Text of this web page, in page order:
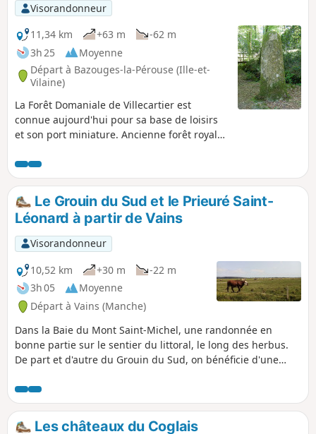
Visorandonneur
11,34 km
+63 m
-62 m
3h 25
Moyenne
Départ à Bazouges-la-Pérouse (Ille-et-
Vilaine)
La Forêt Domaniale de Villecartier est
connue aujourd'hui pour sa base de loisirs
et son port miniature. Ancienne forêt royale
des artisans : le Site archéologique de l'Auge
des Sabotiers l'atteste. À l'époque romaine
puis au Moyen-Age ses activités n'ont cessé
d'évoluer avec en toile de fond la présence
de la religion. Cette promenade 100% en
forêt vous invite à découvrir tous ces lieux
chargés d'histoire.
Le Grouin du Sud et le Prieuré Saint-
Léonard à partir de Vains
Visorandonneur
10,52 km
+30 m
-22 m
3h 05
Moyenne
Départ à Vains (Manche)
Dans la Baie du Mont Saint-Michel, une randonnée en
bonne partie sur le sentier du littoral, le long des herbus.
De part et d'autre du Grouin du Sud, on bénéficie d'une
elle-même, le spectacle de la marée montante est
impressionnant. Un retour dans les terres permet de visiter
la belle et émouvante chapelle romane du Prieuré Saint-
Les châteaux du Coglais